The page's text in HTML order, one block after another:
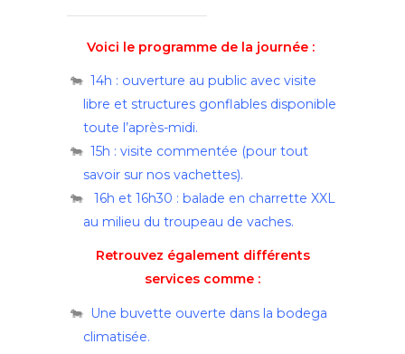
Voici le programme de la journée :
14h : ouverture au public avec visite
libre et structures gonflables disponible
toute l’après-midi.
15h : visite commentée (pour tout
savoir sur nos vachettes).
16h et 16h30 :balade en charrette XXL
au milieu du troupeau de vaches.
Retrouvez également différents
services comme :
Une buvette ouverte dans la bodega
climatisée.